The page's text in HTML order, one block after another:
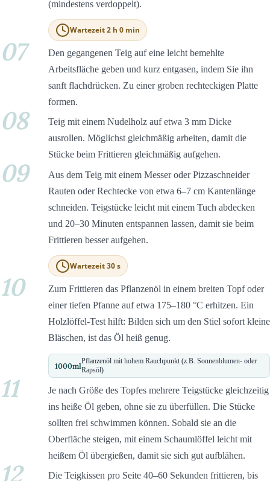
(mindestens verdoppelt).
Wartezeit 2 h 0 min
07
Den gegangenen Teig auf eine leicht bemehlte
Arbeitsfläche geben und kurz entgasen, indem Sie ihn
sanft flachdrücken. Zu einer groben rechteckigen Platte
formen.
08
Teig mit einem Nudelholz auf etwa 3 mm Dicke
ausrollen. Möglichst gleichmäßig arbeiten, damit die
Stücke beim Frittieren gleichmäßig aufgehen.
09
Aus dem Teig mit einem Messer oder Pizzaschneider
Rauten oder Rechtecke von etwa 6–7 cm Kantenlänge
schneiden. Teigstücke leicht mit einem Tuch abdecken
und 20–30 Minuten entspannen lassen, damit sie beim
Frittieren besser aufgehen.
Wartezeit 30 s
10
Zum Frittieren das Pflanzenöl in einem breiten Topf oder
einer tiefen Pfanne auf etwa 175–180 °C erhitzen. Ein
Holzlöffel-Test hilft: Bilden sich um den Stiel sofort kleine
Bläschen, ist das Öl heiß genug.
1000mlPflanzenöl mit hohem Rauchpunkt (z.B. Sonnenblumen- oder
Rapsöl)
11
Je nach Größe des Topfes mehrere Teigstücke gleichzeitig
ins heiße Öl geben, ohne sie zu überfüllen. Die Stücke
sollten frei schwimmen können. Sobald sie an die
Oberfläche steigen, mit einem Schaumlöffel leicht mit
heißem Öl übergießen, damit sie sich gut aufblähen.
12 Die Teigkissen pro Seite 40–60 Sekunden frittieren, bis